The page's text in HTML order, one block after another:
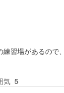
習場があるので
気 5